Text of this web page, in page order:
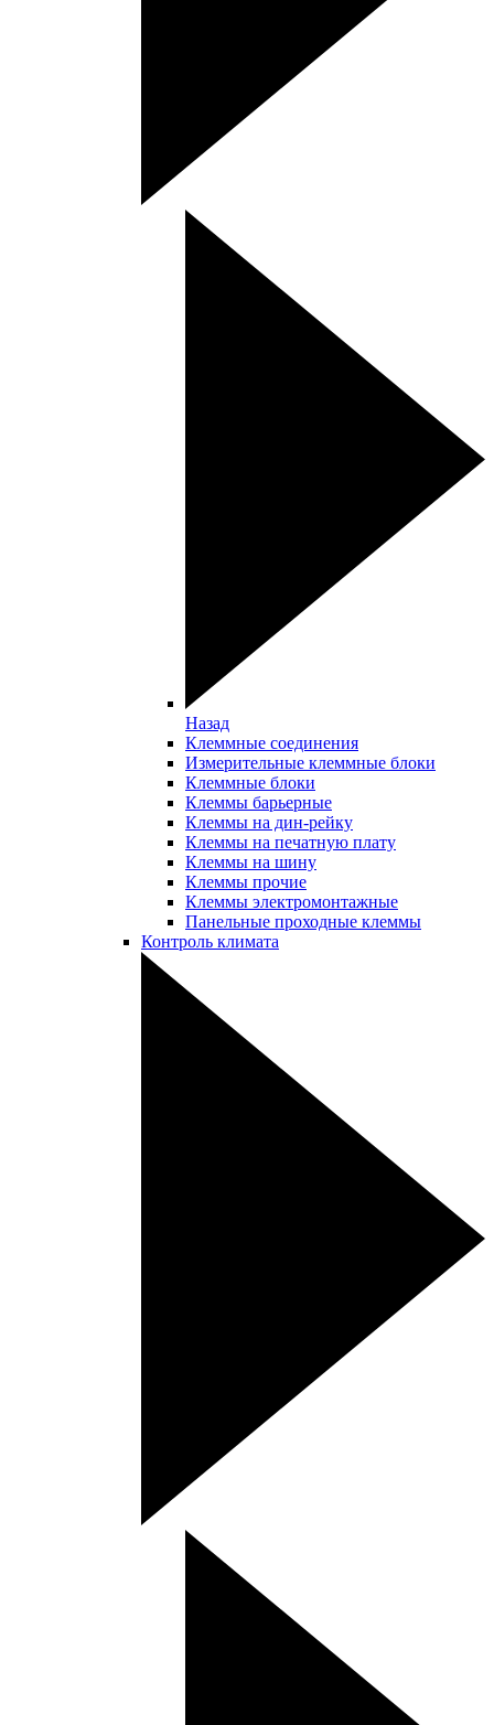
Назад
Клеммные соединения
Измерительные клеммные блоки
Клеммные блоки
Клеммы барьерные
Клеммы на дин-рейку
Клеммы на печатную плату
Клеммы на шину
Клеммы прочие
Клеммы электромонтажные
Панельные проходные клеммы
Контроль климата